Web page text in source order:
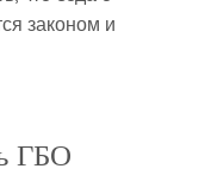
законом и
ГБО